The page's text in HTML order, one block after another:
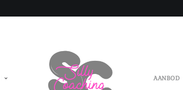
AANBOD